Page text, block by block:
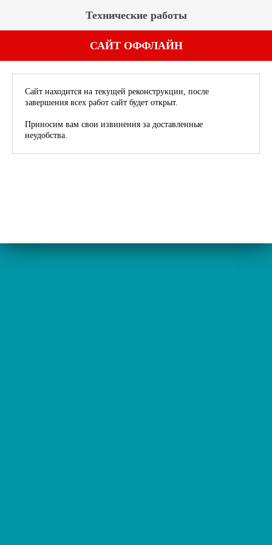
Технические работы
САЙТ ОФФЛАЙН
Сайт находится на текущей реконструкции, после
завершения всех работ сайт будет открыт.
Приносим вам свои извинения за доставленные
неудобства.